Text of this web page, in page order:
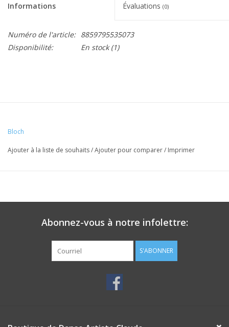
Informations Évaluations (0)
Numéro de l'article: 8859795535073
Disponibilité:
En stock(1)
Bloch
Ajouter à la liste de souhaits/Ajouter pour comparer/ Imprimer
Abonnez-vous à notre infolettre:
S'ABONNER